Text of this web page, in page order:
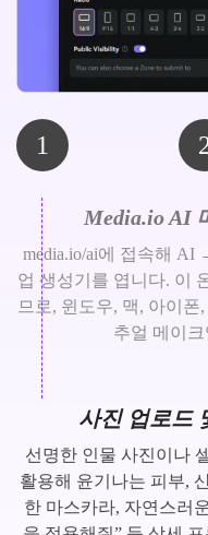
1
Media.io AI
media.io/ai에 접속해
업 생성기를 엽니다. 이
므로, 윈도우, 맥, 아이
추얼 메이
사진 업로드
선명한 인물 사진이나
활용해 윤기나는 피부,
한 마스카라, 자연스러